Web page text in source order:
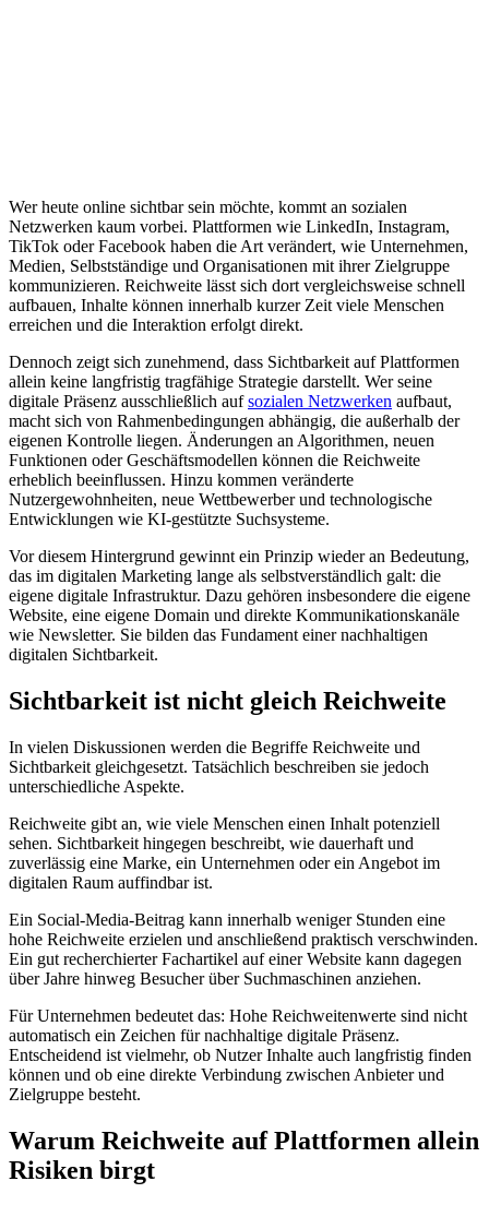
Wer heute online sichtbar sein möchte, kommt an sozialen
Netzwerken kaum vorbei. Plattformen wie LinkedIn, Instagram,
TikTok oder Facebook haben die Art verändert, wie Unternehmen,
Medien, Selbstständige und Organisationen mit ihrer Zielgruppe
kommunizieren. Reichweite lässt sich dort vergleichsweise schnell
aufbauen, Inhalte können innerhalb kurzer Zeit viele Menschen
erreichen und die Interaktion erfolgt direkt.
Dennoch zeigt sich zunehmend, dass Sichtbarkeit auf Plattformen
allein keine langfristig tragfähige Strategie darstellt. Wer seine
digitale Präsenz ausschließlich aufsozialen Netzwerken aufbaut,
macht sich von Rahmenbedingungen abhängig, die außerhalb der
eigenen Kontrolle liegen. Änderungen an Algorithmen, neuen
Funktionen oder Geschäftsmodellen können die Reichweite
erheblich beeinflussen. Hinzu kommen veränderte
Nutzergewohnheiten, neue Wettbewerber und technologische
Entwicklungen wie KI-gestützte Suchsysteme.
Vor diesem Hintergrund gewinnt ein Prinzip wieder an Bedeutung,
das im digitalen Marketing lange als selbstverständlich galt: die
eigene digitale Infrastruktur. Dazu gehören insbesondere die eigene
Website, eine eigene Domain und direkte Kommunikationskanäle
wie Newsletter. Sie bilden das Fundament einer nachhaltigen
digitalen Sichtbarkeit.
Sichtbarkeit ist nicht gleich Reichweite
In vielen Diskussionen werden die Begriffe Reichweite und
Sichtbarkeit gleichgesetzt. Tatsächlich beschreiben sie jedoch
unterschiedliche Aspekte.
Reichweite gibt an, wie viele Menschen einen Inhalt potenziell
sehen. Sichtbarkeit hingegen beschreibt, wie dauerhaft und
zuverlässig eine Marke, ein Unternehmen oder ein Angebot im
digitalen Raum auffindbar ist.
Ein Social-Media-Beitrag kann innerhalb weniger Stunden eine
hohe Reichweite erzielen und anschließend praktisch verschwinden.
Ein gut recherchierter Fachartikel auf einer Website kann dagegen
über Jahre hinweg Besucher über Suchmaschinen anziehen.
Für Unternehmen bedeutet das: Hohe Reichweitenwerte sind nicht
automatisch ein Zeichen für nachhaltige digitale Präsenz.
Entscheidend ist vielmehr, ob Nutzer Inhalte auch langfristig finden
können und ob eine direkte Verbindung zwischen Anbieter und
Zielgruppe besteht.
Warum Reichweite auf Plattformen allein
Risiken birgt